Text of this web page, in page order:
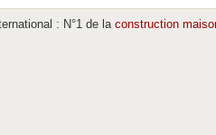
: N°1 de laconstruction